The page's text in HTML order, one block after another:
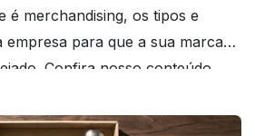
é merchandising, os tipos e
para que a sua marca
Confira nosso conteúdo